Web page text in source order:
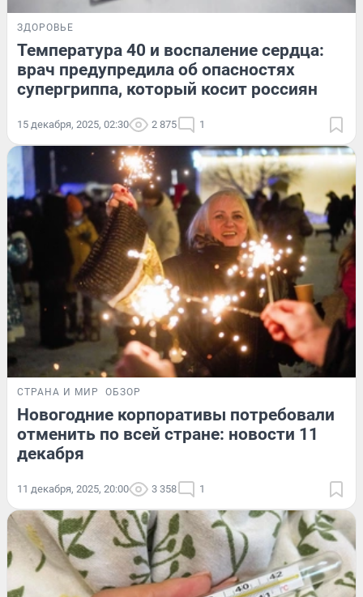
ЗДОРОВЬЕ
Температура 40 и воспаление сердца:
врач предупредила об опасностях
супергриппа, который косит россиян
15 декабря, 2025, 02:30 2 875 1
СТРАНА И МИР ОБЗОР
Новогодние корпоративы потребовали
отменить по всей стране: новости 11
декабря
11 декабря, 2025, 20:00 3 358 1